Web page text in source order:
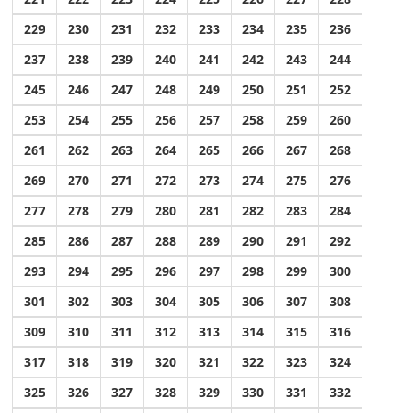
229
230 231 232 233 234 235
236
237
238 239 240 241 242 243
244
245
246 247 248 249 250 251
252
253
254 255 256 257 258 259
260
261
262 263 264 265 266 267
268
269
270 271 272 273 274 275
276
277
278 279 280 281 282 283
284
285
286 287 288 289 290 291
292
293
294 295 296 297 298 299
300
301
302 303 304 305 306 307
308
309
310 311 312 313 314 315
316
317
318 319 320 321 322 323
324
325
326 327 328 329 330 331
332